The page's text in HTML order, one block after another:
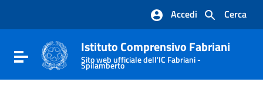
Vai al footer
Cerca
Accedi
Attiva / disattiva la navigazione
Istituto Comprensivo Fabriani
Sito web ufficiale dell'IC Fabriani -
Spilamberto